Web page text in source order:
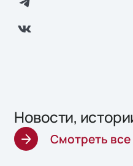
Новости,
Смотреть все